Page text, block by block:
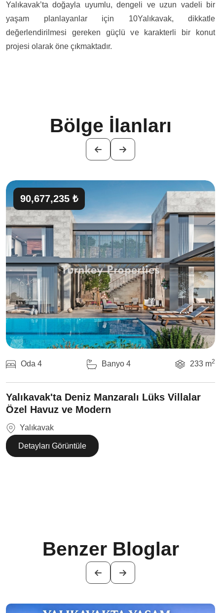
Yalıkavak’ta doğayla uyumlu, dengeli ve uzun vadeli bir
yaşam planlayanlar için 10Yalıkavak, dikkatle
değerlendirilmesi gereken güçlü ve karakterli bir konut
projesi olarak öne çıkmaktadır.
Bölge İlanları
90,677,235 ₺
Oda 4 Banyo 4 233 m2
Yalıkavak'ta Deniz Manzaralı Lüks Villalar
Özel Havuz ve Modern
Yalıkavak
Detayları Görüntüle
Benzer Bloglar